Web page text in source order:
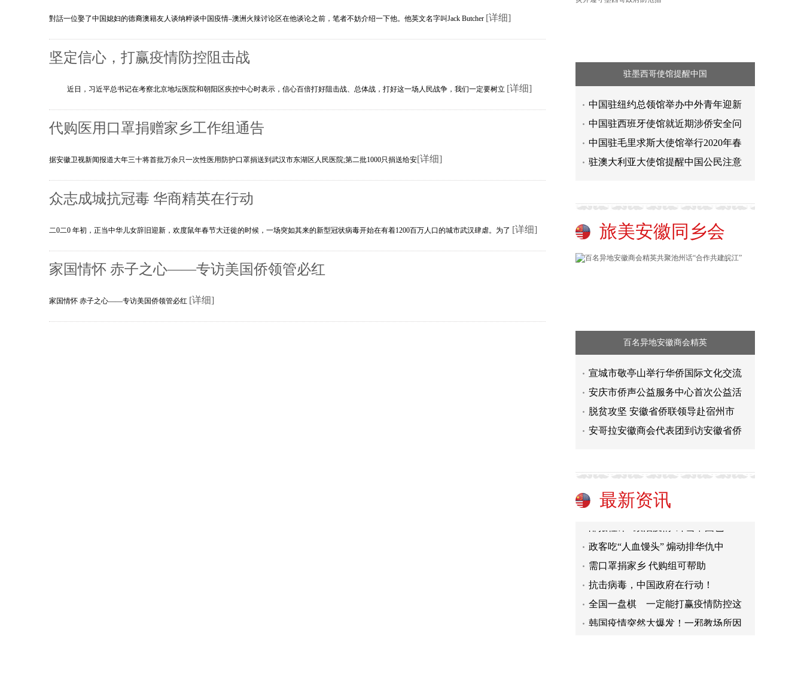
對話一位娶了中国媳妇的德裔澳籍友人谈纳粹谈中国疫情–澳洲火辣讨论区在他谈论之前，笔者不妨介绍一下他。他英文名字叫Jack Butcher [详细]
坚定信心，打赢疫情防控阻击战
近日，习近平总书记在考察北京地坛医院和朝阳区疾控中心时表示，信心百倍打好阻击战、总体战，打好这一场人民战争，我们一定要树立 [详细]
代购医用口罩捐赠家乡工作组通告
据安徽卫视新闻报道大年三十将首批万余只一次性医用防护口罩捐送到武汉市东湖区人民医院;第二批1000只捐送给安[详细]
众志成城抗冠毒 华商精英在行动
二0二0 年初，正当中华儿女辞旧迎新，欢度鼠年春节大迁徙的时候，一场突如其来的新型冠状病毒开始在有着1200百万人口的城市武汉肆虐。为了 [详细]
家国情怀 赤子之心——专访美国侨领管必红
家国情怀 赤子之心——专访美国侨领管必红 [详细]
驻墨西哥使馆提醒中国
中国驻纽约总领馆举办中外青年迎新
中国驻西班牙使馆就近期涉侨安全问
中国驻毛里求斯大使馆举行2020年春
驻澳大利亚大使馆提醒中国公民注意
旅美安徽同乡会
百名异地安徽商会精英
宣城市敬亭山举行华侨国际文化交流
安庆市侨声公益服务中心首次公益活
脱贫攻坚 安徽省侨联领导赴宿州市
安哥拉安徽商会代表团到访安徽省侨
最新资讯
世界华人精英会的志愿者抗击疫情在
對話|一位娶了中国媳妇的德裔澳籍